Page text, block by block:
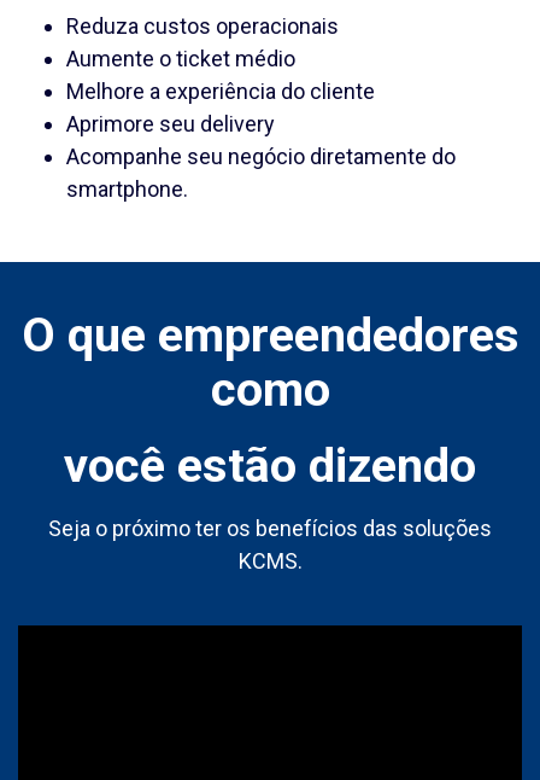
Reduza custos operacionais
Aumente o ticket médio
Melhore a experiência do cliente
Aprimore seu delivery
Acompanhe seu negócio diretamente do
smartphone.
O que empreendedores
como
você estão dizendo
Seja o próximo ter os benefícios das soluções
KCMS.